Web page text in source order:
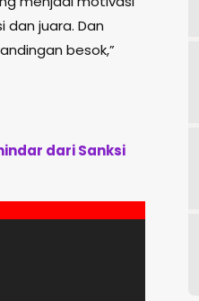
juara. Dan
besok,”
dari Sanksi